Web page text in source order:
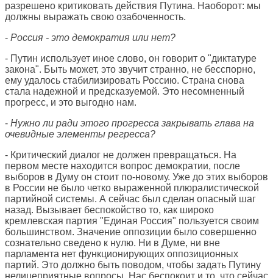
разрешено критиковать действия Путина. Наоборот: мы
должны выражать свою озабоченность.
- Россия - это демократия или нет?
- Путин использует иное слово, он говорит о "диктатуре
закона". Быть может, это звучит странно, не бесспорно,
ему удалось стабилизировать Россию. Страна снова
стала надежной и предсказуемой. Это несомненный
прогресс, и это выгодно нам.
- Нужно ли ради этого прогресса закрывать глава на
очевидные элементы регресса?
- Критический диалог не должен превращаться. На
первом месте находится вопрос демократии, после
выборов в Думу он стоит по-новому. Уже до этих выборов
в России не было четко выраженной плюралистической
партийной системы. А сейчас был сделан опасный шаг
назад. Вызывает беспокойство то, как широко
кремлевская партия "Единая Россия" пользуется своим
большинством. Значение оппозиции было совершенно
сознательно сведено к нулю. Ни в Думе, ни вне
парламента нет функционирующих оппозиционных
партий. Это должно быть поводом, чтобы задать Путину